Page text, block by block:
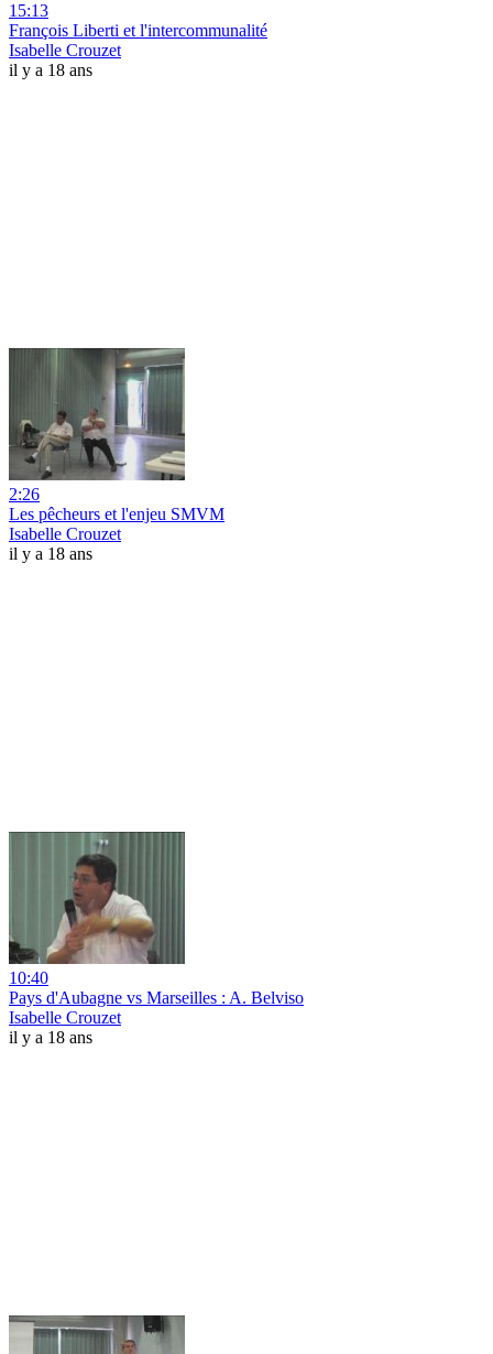
15:13
François Liberti et l'intercommunalité
Isabelle Crouzet
il y a 18 ans
2:26
Les pêcheurs et l'enjeu SMVM
Isabelle Crouzet
il y a 18 ans
10:40
Pays d'Aubagne vs Marseilles : A. Belviso
Isabelle Crouzet
il y a 18 ans